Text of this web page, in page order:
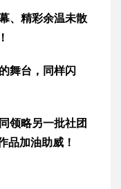
、精彩余温未散
舞台，同样闪
领略另一批社团
品加油助威！